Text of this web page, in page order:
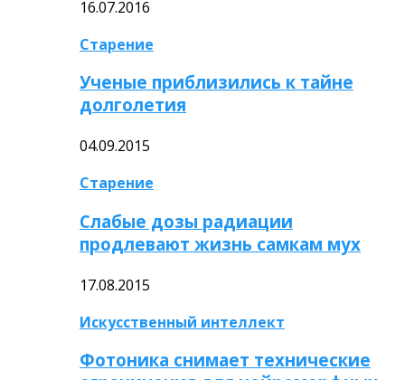
16.07.2016
Старение
Ученые приблизились к тайне
долголетия
04.09.2015
Старение
Слабые дозы радиации
продлевают жизнь самкам мух
17.08.2015
Искусственный интеллект
Фотоника снимает технические